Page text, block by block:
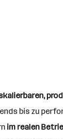
bis zu
im realen